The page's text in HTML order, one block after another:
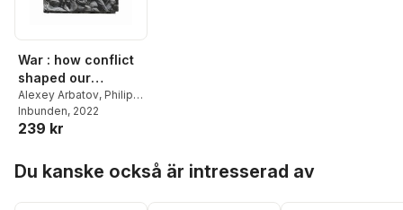
War : how conflict
shaped our
societies
Alexey Arbatov, Philip
Bobbitt,Christopher
Coker ,Rolf Ekéus
Inbunden, 2022
239 kr
Du kanske också är intresserad av